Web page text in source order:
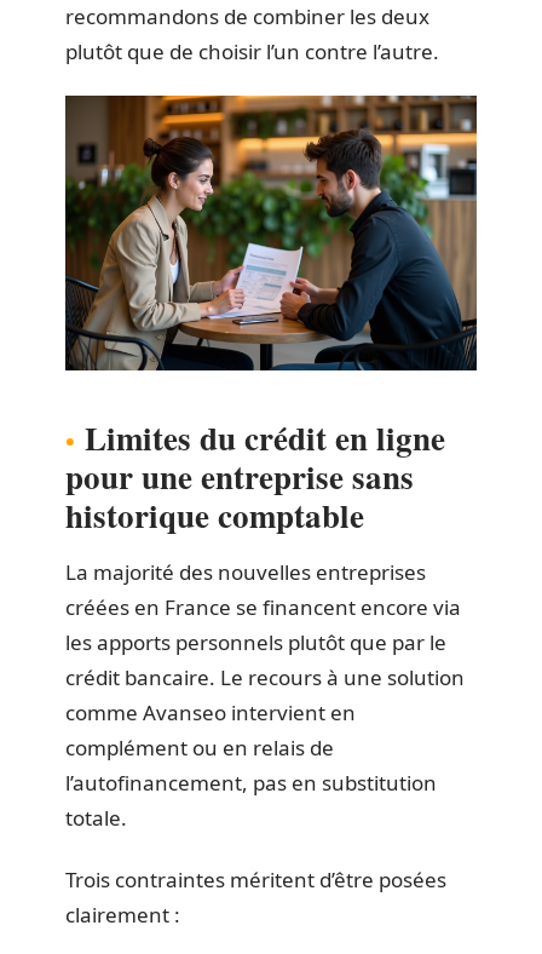
recommandons de combiner les deux
plutôt que de choisir l’un contre l’autre.
Limites du crédit en ligne
pour une entreprise sans
historique comptable
La majorité des nouvelles entreprises
créées en France se financent encore via
les apports personnels plutôt que par le
crédit bancaire. Le recours à une solution
comme Avanseo intervient en
complément ou en relais de
l’autofinancement, pas en substitution
totale.
Trois contraintes méritent d’être posées
clairement :